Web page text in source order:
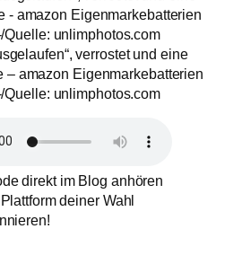
verrostet und eine
– amazon Eigenmarkebatterien
Quelle: unlimphotos.com
direkt im Blog anhören
deiner Wahl